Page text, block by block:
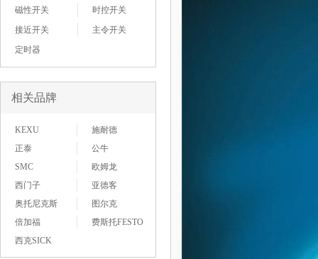
磁性开关
时控开关
接近开关
主令开关
定时器
相关品牌
KEXU
施耐德
正泰
公牛
SMC
欧姆龙
西门子
亚德客
奥托尼克斯
图尔克
倍加福
费斯托FESTO
西克SICK